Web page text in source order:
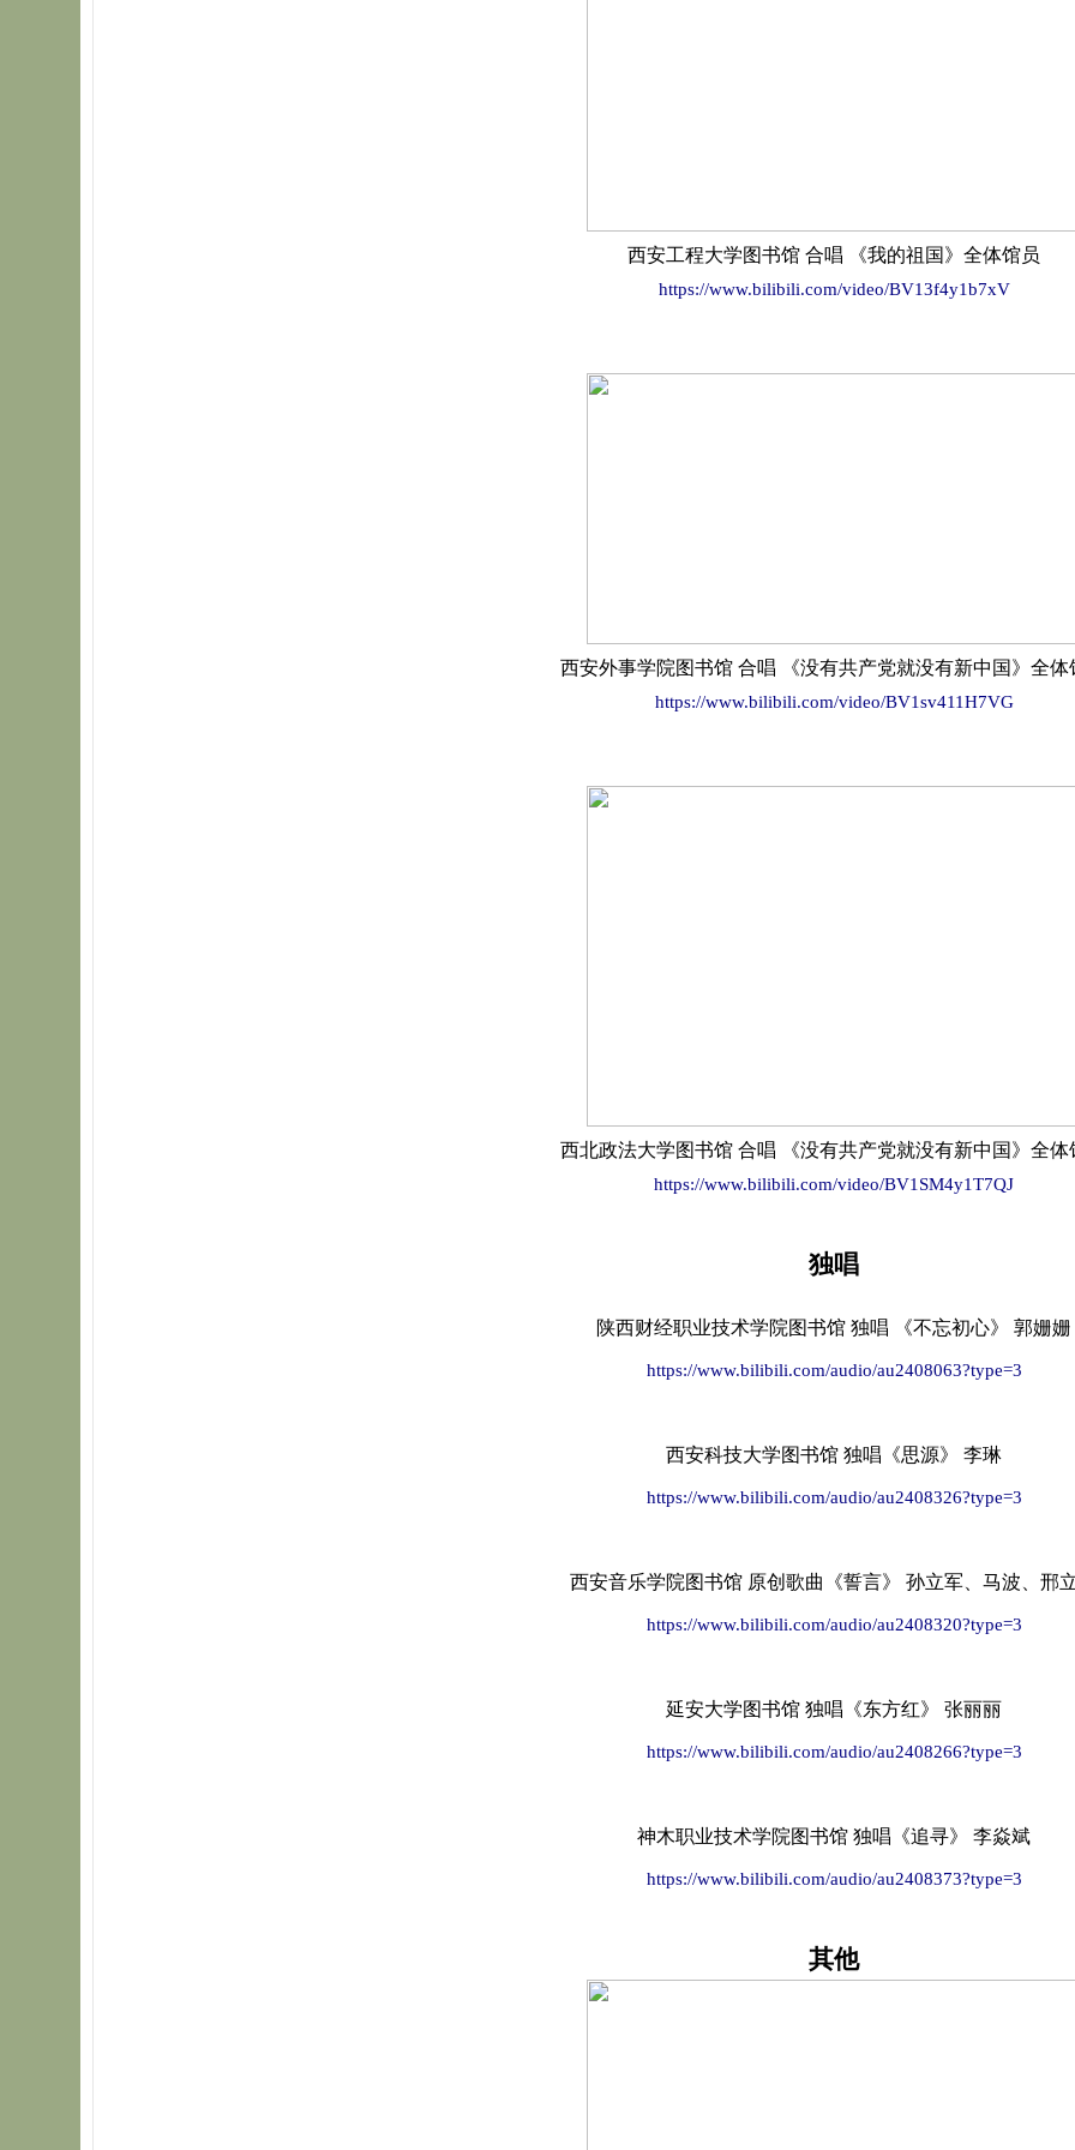
西安工程大学图书馆 合唱 《我的祖国》全体馆员
https://www.bilibili.com/video/BV13f4y1b7xV
西安外事学院图书馆 合唱 《没有共产党就没有新中国》全体
https://www.bilibili.com/video/BV1sv411H7VG
西北政法大学图书馆 合唱 《没有共产党就没有新中国》全体
https://www.bilibili.com/video/BV1SM4y1T7QJ
独唱
陕西财经职业技术学院图书馆 独唱 《不忘初心》 郭姗姗
https://www.bilibili.com/audio/au2408063?type=3
西安科技大学图书馆 独唱《思源》 李琳
https://www.bilibili.com/audio/au2408326?type=3
西安音乐学院图书馆 原创歌曲《誓言》 孙立军、马波、邢
https://www.bilibili.com/audio/au2408320?type=3
延安大学图书馆 独唱《东方红》 张丽丽
https://www.bilibili.com/audio/au2408266?type=3
神木职业技术学院图书馆 独唱《追寻》 李焱斌
https://www.bilibili.com/audio/au2408373?type=3
其他